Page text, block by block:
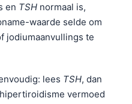
en TSH normaal is,
waarde selde om
jodiumaanvullings te
lees TSH, dan
vermoed